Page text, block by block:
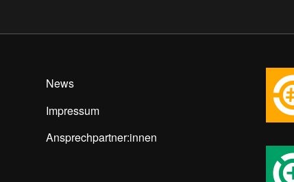
News
Impressum
Ansprechpartner:innen